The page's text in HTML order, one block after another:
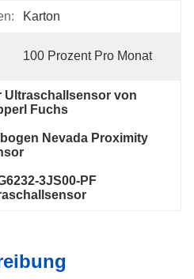
Karton
100 Prozent Pro Monat
Ultraschallsensor von
Fuchs
Nevada Proximity
3JS00-PF